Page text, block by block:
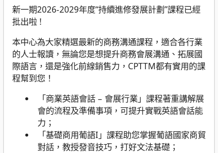
新一期2026-2029年度“持續進修發展計劃”課程已經
批出啦 !
本中心為大家精選最新的商務溝通課程，適合各行業
的人士報讀，無論您是想提升商務會展溝通、拓展國
際語言，還是強化前線銷售力，CPTTM都有實用的課
程幫到您！
「商業英語會話 – 會展行業」課程著重講解展
會的流程及準備事項，可提升實戰英語會話能
力；
「基礎商用葡語I」課程助您掌握葡語國家商貿
對話，教授發音技巧，打好文法基礎；